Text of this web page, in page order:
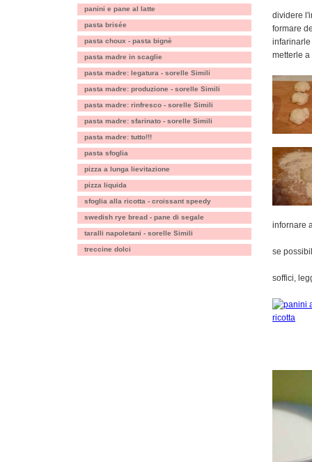
panini e pane al latte
pasta brisée
pasta choux - pasta bignè
pasta madre in scaglie
pasta madre: legatura - sorelle Simili
pasta madre: produzione - sorelle Simili
pasta madre: rinfresco - sorelle Simili
pasta madre: sfarinato - sorelle Simili
pasta madre: tutto!!!
pasta sfoglia
pizza a lunga lievitazione
pizza liquida
sfoglia alla ricotta - croissant speedy
swedish rye bread - pane di segale
taralli napoletani - sorelle Simili
treccine dolci
dividere
formare
metterle
infornare
se
soffici,